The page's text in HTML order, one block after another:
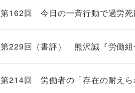
第162回 今日の一斉行動で過労死
第229回（書評） 熊沢誠『労働
第214回 労働者の「存在の耐えら